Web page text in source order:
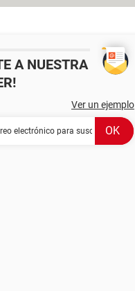
A NUESTRA
Ver un ejemplo